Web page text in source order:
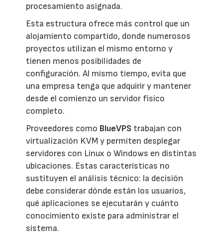
procesamiento asignada.
Esta estructura ofrece más control que un
alojamiento compartido, donde numerosos
proyectos utilizan el mismo entorno y
tienen menos posibilidades de
configuración. Al mismo tiempo, evita que
una empresa tenga que adquirir y mantener
desde el comienzo un servidor físico
completo.
Proveedores como BlueVPS trabajan con
virtualización KVM y permiten desplegar
servidores con Linux o Windows en distintas
ubicaciones. Estas características no
sustituyen el análisis técnico: la decisión
debe considerar dónde están los usuarios,
qué aplicaciones se ejecutarán y cuánto
conocimiento existe para administrar el
sistema.